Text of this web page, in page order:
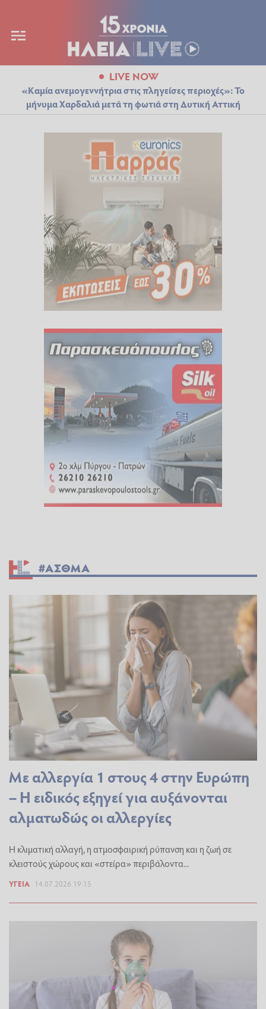
LIVE NOW
«Καμία ανεμογεννήτρια στις πληγείσες περιοχές»: Το
μήνυμα Χαρδαλιά μετά τη φωτιά στη Δυτική Αττική
#ΑΣΘΜΑ
Με αλλεργία 1 στους 4 στην Ευρώπη
– Η ειδικός εξηγεί για αυξάνονται
αλματωδώς οι αλλεργίες
Η κλιματική αλλαγή, η ατμοσφαιρική ρύπανση και η ζωή σε
κλειστούς χώρους και «στείρα» περιβάλοντα...
ΥΓΕΊΑ 14.07.2026 19:15